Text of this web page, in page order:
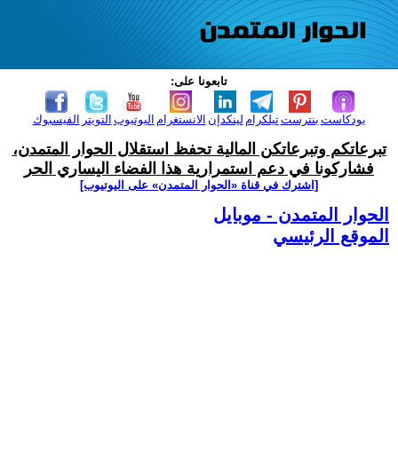
تابعونا على:
الفيسبوك التويتر اليوتيوب الانستغرام لينكدإن تيلكرامبنترست بودكاست
تبرعاتكم وتبرعاتكن المالية تحفظ استقلال الحوار المتمدن،
فشاركونا في دعم استمرارية هذا الفضاء اليساري الحر
[اشترك في قناة ‫«الحوار المتمدن» على اليوتيوب]
الحوار المتمدن - موبايل
الموقع الرئيسي